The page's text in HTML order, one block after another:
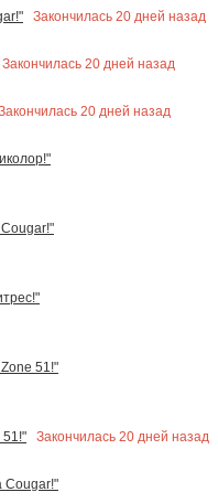
Закончилась 20 дней назад
Закончилась 20 дней назад
20 дней назад
51!"
51!"
Закончилась 20 дней назад
Cougar!"